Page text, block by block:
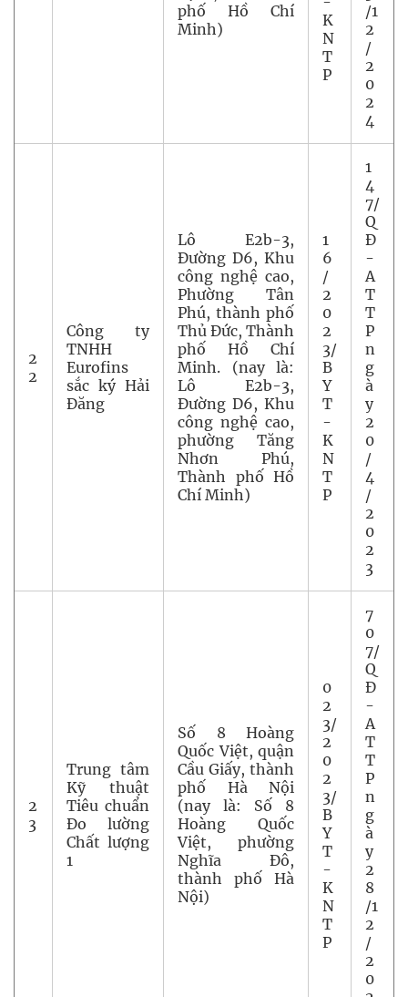
phố Hồ Chí
Minh)
K
N
T
P
/1
2
/
2
0
2
4
2
2
Công ty
TNHH
Eurofins
sắc ký Hải
Đăng
Lô E2b-3,
Đường D6, Khu
công nghệ cao,
Phường Tân
Phú, thành phố
Thủ Đức, Thành
phố Hồ Chí
Minh. (nay là:
Lô E2b-3,
Đường D6, Khu
công nghệ cao,
phường Tăng
Nhơn Phú,
Thành phố Hồ
Chí Minh)
1
6
/
2
0
2
3/
B
Y
T
-
K
N
T
P
1
4
7/
Q
Đ
-
A
T
T
P
n
g
à
y
2
0
/
4
/
2
0
2
3
2
3
Trung tâm
Kỹ thuật
Tiêu chuẩn
Đo lường
Chất lượng
1
Số 8 Hoàng
Quốc Việt, quận
Cầu Giấy, thành
phố Hà Nội
(nay là: Số 8
Hoàng Quốc
Việt, phường
Nghĩa Đô,
thành phố Hà
Nội)
0
2
3/
2
0
2
3/
B
Y
T
-
K
N
T
P
7
0
7/
Q
Đ
-
A
T
T
P
n
g
à
y
2
8
/1
2
/
2
0